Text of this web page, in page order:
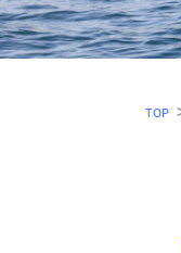
TOP